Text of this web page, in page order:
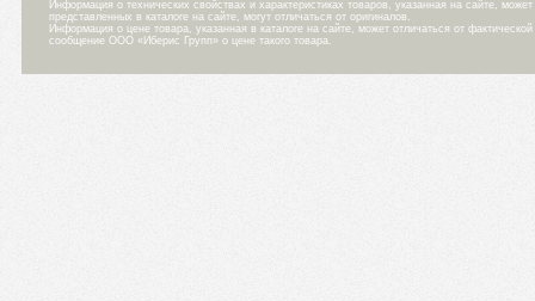
Информация о технических свойствах и характеристиках товаров, указанная на сайте,
представленных в каталоге на сайте, могут отличаться от оригиналов.
Информация о цене товара, указанная в каталоге на сайте, может отличаться от
сообщение ООО «Иберис Групп» о цене такого товара.